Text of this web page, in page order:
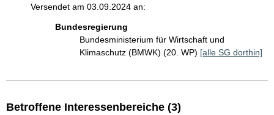
Versendet am 03.09.2024 an:
Bundesregierung
Bundesministerium für Wirtschaft und
Klimaschutz (BMWK) (20. WP) [alle SG dorthin]
Betroffene Interessenbereiche (3)